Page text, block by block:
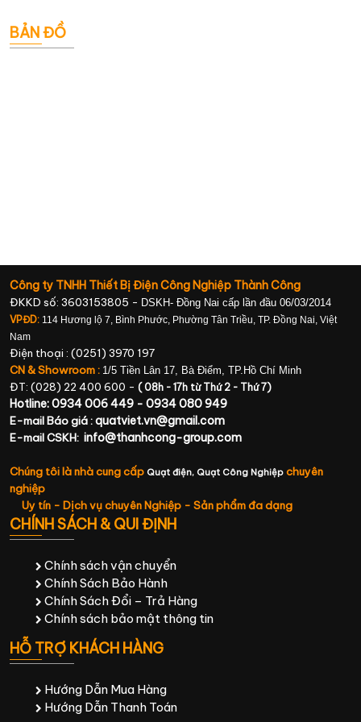
BẢN ĐỒ
Công ty TNHH Thiết Bị Điện Công Nghiệp Thành Công
ĐKKD số: 3603153805 - DSKH- Đồng Nai cấp lần đầu 06/03/2014
VPĐD: 114 Hương lộ 7, Bình Phước, Phường Tân Triều, TP. Đồng Nai, Việt
Nam
Điện thoại : (0251) 3970 197
CN & Showroom : 1/5 Tiền Lân 17, Bà Điểm, TP.Hồ Chí Minh
ĐT: (028) 22 400 600 - ( 08h - 17h từ Thứ 2 - Thứ 7)
Hotline: 0934 006 449 - 0934 080 949
E-mail Báo giá :quatviet.vn@gmail.com
E-mail CSKH: info@thanhcong-group.com
Chúng tôi là nhà cung cấp Quạt điện, Quạt Công Nghiệp chuyên
nghiệp
Uy tín - Dịch vụ chuyên Nghiệp - Sản phẩm đa dạng
CHÍNH SÁCH & QUI ĐỊNH
Chính sách vận chuyển
Chính Sách Bảo Hành
Chính Sách Đổi – Trả Hàng
Chính sách bảo mật thông tin
HỖ TRỢ KHÁCH HÀNG
Hướng Dẫn Mua Hàng
Hướng Dẫn Thanh Toán